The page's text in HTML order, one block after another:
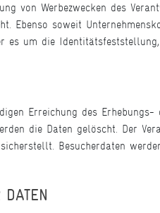
von Werbezwecken des
Ebenso soweit
es um die
Erreichung des
die Daten gelöscht. Der
Besucherdaten
DATEN